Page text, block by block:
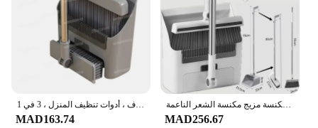
مجموعة فرش أرضية مجرفة متعددة الوظائف ، مكنسة نظيفة ، مجرفة الوقوف ، أدوات تنظيف المنزل ، 3 في 1
MAD163.74
مكنسة كنس منزلية معاول القمامة أدوات تنظيف مجموعات 3 في 1 4 أقسام القطب سماكة مكنسة مزيج مكنسة الشعر الناعمة
MAD256.67